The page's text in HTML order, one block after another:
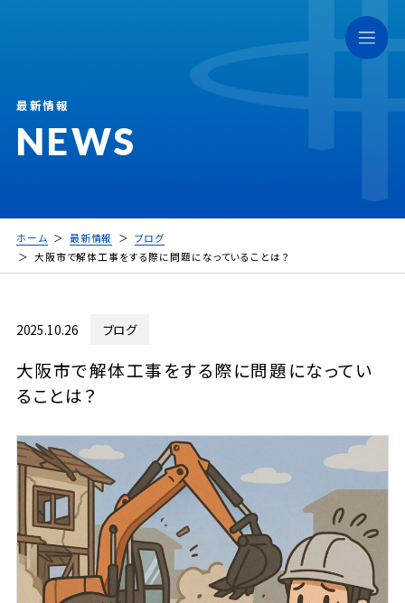
NEWS
最新情報
ホーム 最新情報
ブログ
大阪市で解体工事をする際に問題になっていることは？
2025.10.26 ブログ
大阪市で解体工事をする際に問題になってい
ることは？